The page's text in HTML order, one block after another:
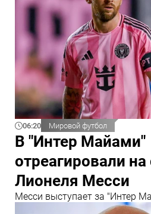
06:20 Мировой футбол
В "Интер Майами"
отреагировали
Лионеля Месси
Месси выступает за "Интер